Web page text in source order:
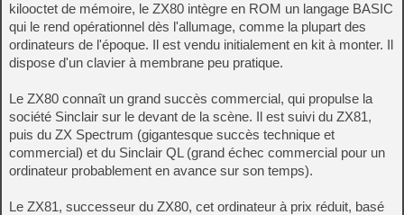
kilooctet de mémoire, le ZX80 intègre en ROM un langage BASIC
qui le rend opérationnel dès l'allumage, comme la plupart des
ordinateurs de l'époque. Il est vendu initialement en kit à monter. Il
dispose d'un clavier à membrane peu pratique.
Le ZX80 connaît un grand succès commercial, qui propulse la
société Sinclair sur le devant de la scène. Il est suivi du ZX81,
puis du ZX Spectrum (gigantesque succès technique et
commercial) et du Sinclair QL (grand échec commercial pour un
ordinateur probablement en avance sur son temps).
Le ZX81, successeur du ZX80, cet ordinateur à prix réduit, basé